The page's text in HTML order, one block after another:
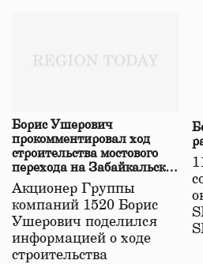
Борис Ушерович
прокомментировал ход
строительства мостового
перехода на Забайкальской
железной дороге
Акционер Группы
компаний 1520 Борис
Ушерович поделился
информацией о ходе
строительства